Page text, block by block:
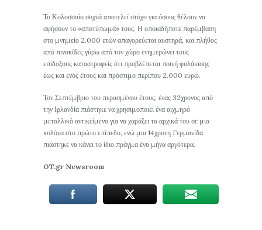
Το Κολοσσαίο συχνά αποτελεί στόχο για όσους θέλουν να
αφήσουν το «αποτύπωμά» τους. Η οποιαδήποτε παρέμβαση
στο μνημείο 2.000 ετών απαγορεύεται αυστηρά, και πλήθος
από πινακίδες γύρω από τον χώρο ενημερώνει τους
επίδοξους καταστροφείς ότι προβλέπεται ποινή φυλάκισης
έως και ενός έτους και πρόστιμο περίπου 2.000 ευρώ.
Τον Σεπτέμβριο του περασμένου έτους, ένας 32χρονος από
την Ιρλανδία πιάστηκε να χρησιμοποιεί ένα αιχμηρό
μεταλλικό αντικείμενο για να χαράξει τα αρχικά του σε μια
κολόνα στο πρώτο επίπεδο, ενώ μια 14χρονη Γερμανίδα
πιάστηκε να κάνει το ίδιο πράγμα ένα μήνα αργότερα.
OT.gr Newsroom